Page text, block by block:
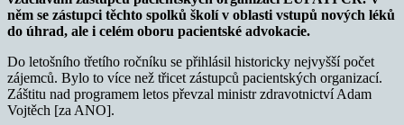
něm se zástupci těchto spolků školí v oblasti vstupů nových léků
do úhrad, ale i celém oboru pacientské advokacie.
Do letošního třetího ročníku se přihlásil historicky nejvyšší počet
zájemců. Bylo to více než třicet zástupců pacientských organizací.
Záštitu nad programem letos převzal ministr zdravotnictví Adam
Vojtěch [za ANO].